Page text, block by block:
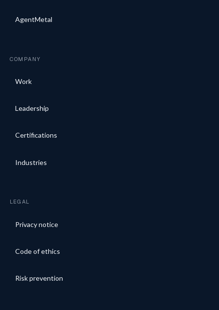
AgentMetal
COMPANY
Work
Leadership
Certifications
Industries
LEGAL
Privacy notice
Code of ethics
Risk prevention